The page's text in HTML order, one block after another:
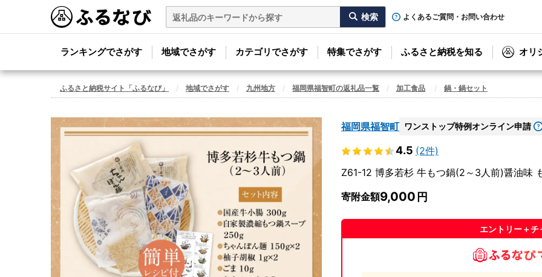
よくあるご質問・お問い合わせ
ランキングでさがす 地域でさがす カテゴリでさがす 特集でさがす ふるさと納税を知る オリ
ふるさと納税サイト「ふるなび」 地域でさがす 九州地方 福岡県福智町の返礼品一覧 加工食品 鍋・鍋セット
福岡県福智町 ワンストップ特例オンライン申請
4.5 (2件)
Z61-12 博多若杉 牛もつ鍋(2～3人前)醤油味
寄附金額9,000
エントリー＋